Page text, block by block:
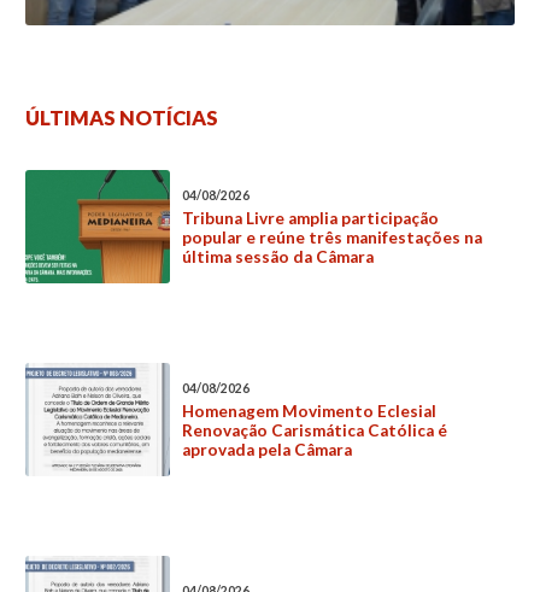
ÚLTIMAS NOTÍCIAS
04/08/2026
Tribuna Livre amplia participação
popular e reúne três manifestações na
última sessão da Câmara
04/08/2026
Homenagem Movimento Eclesial
Renovação Carismática Católica é
aprovada pela Câmara